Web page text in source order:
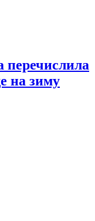
перечислила
на зиму